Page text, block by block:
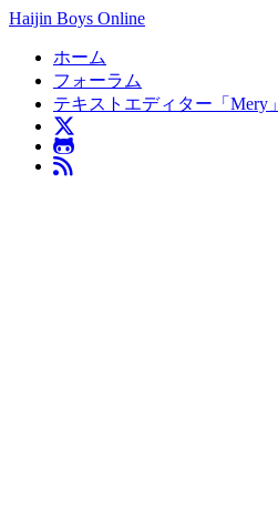
Haijin Boys Online
ホーム
フォーラム
テキストエディター「Mery」